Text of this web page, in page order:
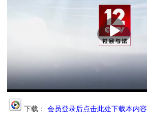
播
放
下载： 会员登录后点击此处下载本内容